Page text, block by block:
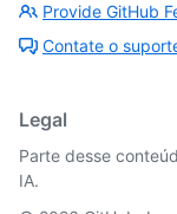
Provide GitHub
Contate o
Legal
Parte desse
IA.